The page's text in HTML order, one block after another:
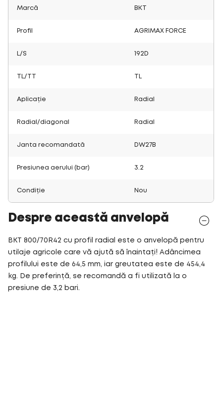
Marcă BKT
Profil AGRIMAX FORCE
L/S 192D
TL/TT
Aplicație Radial
Radial/diagonal Radial
Janta recomandată DW27B
Presiunea aerului (bar) 3.2
Condiție Nou
Despre această anvelopă
BKT 800/70R42 cu profil radial este o anvelopă pentru
utilaje agricole care vă ajută să înaintați! Adâncimea
profilului este de 64,5 mm, iar greutatea este de 454,4
kg. De preferință, se recomandă a fi utilizată la o
presiune de 3,2 bari.